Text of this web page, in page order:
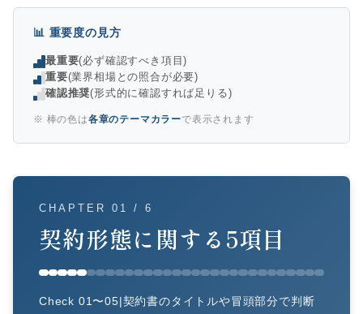
📊 重要度の見方
最重要(必ず確認すべき項目)
重要(業界相場との照合が必要)
確認推奨(形式的に確認すれば足りる)
※ 棒の色は各章のテーマカラーで表示されます
CHAPTER 01 / 6
契約形態に関する5項目
Check 01〜05|契約書のタイトルや冒頭部分で判断